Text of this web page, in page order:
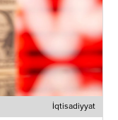
İqtisadiyyat